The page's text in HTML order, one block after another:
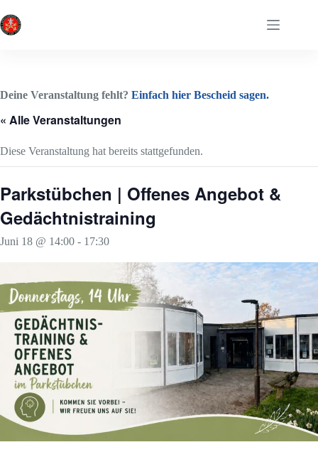
Inhalt
springen
Deine Veranstaltung fehlt? Einfach hier Bescheid sagen.
« Alle Veranstaltungen
Diese Veranstaltung hat bereits stattgefunden.
Parkstübchen | Offenes Angebot &
Gedächtnistraining
Juni 18 @ 14:00 - 17:30